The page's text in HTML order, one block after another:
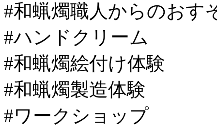
#和蝋燭職人からのおす
#ハンドクリーム
#和蝋燭絵付け体験
#和蝋燭製造体験
#ワークショップ